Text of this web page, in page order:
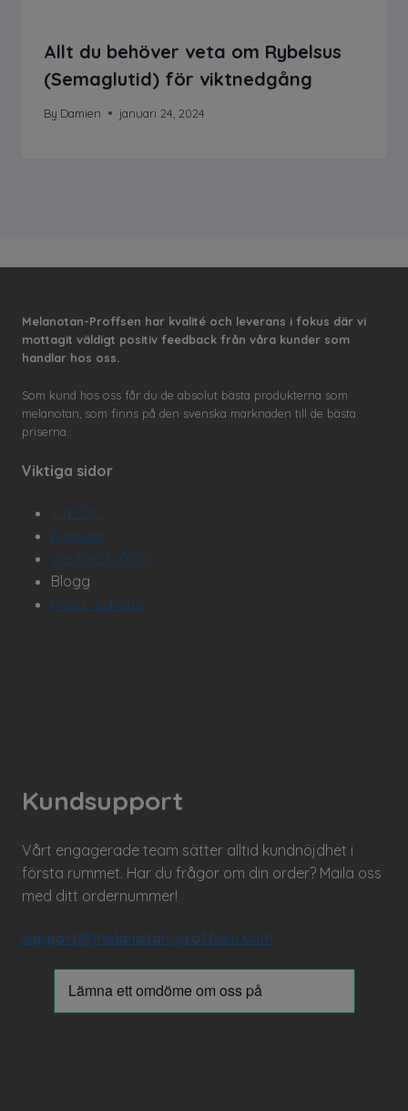
Allt du behöver veta om Rybelsus
(Semaglutid) för viktnedgång
By Damien januari 24, 2024
Melanotan-Proffsen har kvalité och leverans i fokus där vi
mottagit väldigt positiv feedback från våra kunder som
handlar hos oss.
Som kund hos oss får du de absolut bästa produkterna som
melanotan, som finns på den svenska marknaden till de bästa
priserna.
Viktiga sidor
Om Oss
Kontakt
Vanliga Frågor
Blogg
Frakt- & Retur
Kundsupport
Vårt engagerade team sätter alltid kundnöjdhet i
första rummet. Har du frågor om din order? Maila oss
med ditt ordernummer!
support@melanotan-proffsen.com